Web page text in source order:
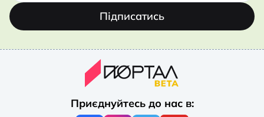
Підписатись
Приєднуйтесь до нас в: